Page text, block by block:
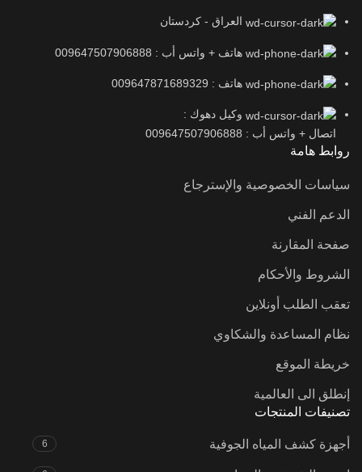
العراق - كردستان
هاتف + واتس أب : 009647507906888
هاتف : 009647871689329
وكيل دهوك :
اتصال + واتس أب : 009647507906888
روابط هامة
سياسات الخصوصية والإسترجاع
الدعم الفني
صفحة المقارنة
الشروط والأحكام
تعقب الطلب أونلاين
نظام المساعدة والشكاوي
خريطة الموقع
إنطلق الى العالمية
تصنيفات المنتجات
أجهزة كشف المياه الجوفية 6